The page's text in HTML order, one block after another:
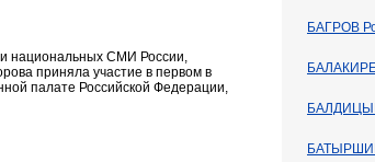
национальных СМИ России,
приняла участие в первом в
палате Российской Федерации,
БАГРОВ